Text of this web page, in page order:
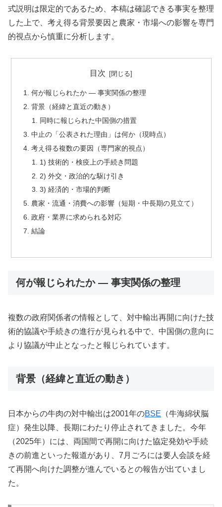
式説明は限定的であるため、本稿は確認できる事実を整理
した上で、考え得る背景要因と農家・市場への影響を専門
的視点から慎重に分析します。
目次
何が報じられたか — 事実関係の整理
背景（経緯と直近の動き）
同時に報じられた中国側の措置
中止の「公表された理由」は何か（現時点）
考え得る複数の要因（専門家的視点）
1) 技術的・検疫上の手続き問題
2) 外交・政治的な駆け引き
3) 経済的・市場的判断
農家・流通・消費への影響（短期・中長期の見立て）
政府・業界に求められる対応
結論
何が報じられたか — 事実関係の整理
複数の政府関係者の情報として、対中輸出再開に向けた技
術的協議や手続きの進行が見られる中で、中国側の意向に
より協議が中止となったと報じられています。
背景（経緯と直近の動き）
日本からの牛肉の対中輸出は2001年のBSE （牛海綿状脳
症）発生以降、長期にわたり停止されてきました。今年
（2025年）には、両国間で再開に向けた協定発効や手続
きの前進といった報道があり、7月ごろには要人会談を経
て再開へ向けた調整が進んでいるとの報告が出ていまし
た。